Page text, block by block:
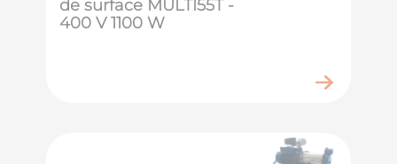
de surface MULTI55T -
400 V 1100 W